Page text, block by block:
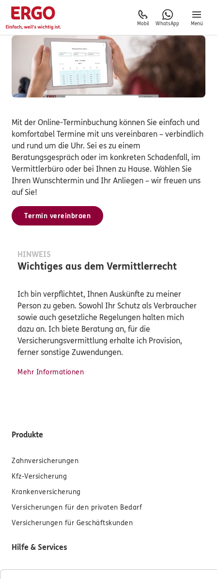
Mobil WhatsApp Menü
Mit der Online-Terminbuchung können Sie einfach und
komfortabel Termine mit uns vereinbaren – verbindlich
und rund um die Uhr. Sei es zu einem
Beratungsgespräch oder im konkreten Schadenfall, im
Vermittlerbüro oder bei Ihnen zu Hause. Wählen Sie
Ihren Wunschtermin und Ihr Anliegen – wir freuen uns
auf Sie!
Termin vereinbraen
HINWEIS
Wichtiges aus dem Vermittlerrecht
Ich bin verpflichtet, Ihnen Auskünfte zu meiner
Person zu geben. Sowohl Ihr Schutz als Verbraucher
sowie auch gesetzliche Regelungen halten mich
dazu an. Ich biete Beratung an, für die
Versicherungsvermittlung erhalte ich Provision,
ferner sonstige Zuwendungen.
Mehr Informationen
Produkte
Zahnversicherungen
Kfz-Versicherung
Krankenversicherung
Versicherungen für den privaten Bedarf
Versicherungen für Geschäftskunden
Hilfe & Services